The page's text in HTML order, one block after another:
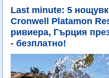
Last minute: 5
Cronwell Platamon
ривиера, Гърция
- безплатно!